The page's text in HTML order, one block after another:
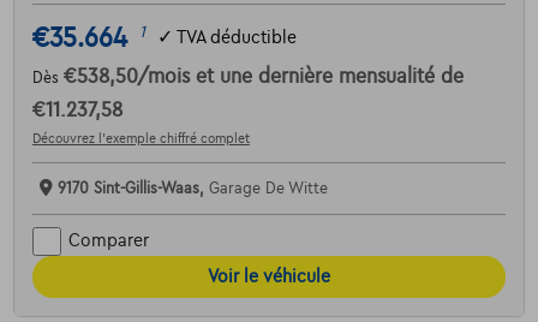
€35.664 1 ✓ TVA déductible
Dès €538,50/mois et une dernière mensualité de
€11.237,58
Découvrez l’exemple chiffré complet
9170 Sint-Gillis-Waas, Garage De Witte
Comparer
Voir le véhicule